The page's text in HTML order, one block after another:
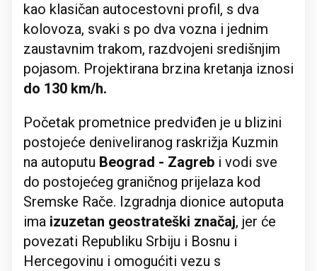
kao klasičan autocestovni profil, s dva
kolovoza, svaki s po dva vozna i jednim
zaustavnim trakom, razdvojeni središnjim
pojasom. Projektirana brzina kretanja iznosi
do 130 km/h.
Početak prometnice predviđen je u blizini
postojeće deniveliranog raskrižja Kuzmin
na autoputu Beograd - Zagreb i vodi sve
do postojećeg graničnog prijelaza kod
Sremske Rače. Izgradnja dionice autoputa
ima izuzetan geostrateški značaj, jer će
povezati Republiku Srbiju i Bosnu i
Hercegovinu i omogućiti vezu s